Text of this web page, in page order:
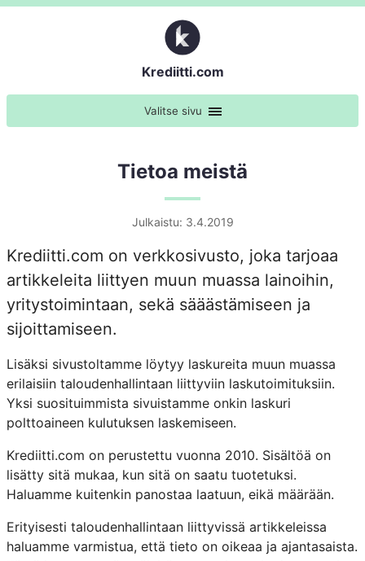
Krediitti.com
Valitse sivu
Tietoa meistä
Julkaistu: 3.4.2019
Krediitti.com on verkkosivusto, joka tarjoaa
artikkeleita liittyen muun muassa lainoihin,
yritystoimintaan, sekä sääästämiseen ja
sijoittamiseen.
Lisäksi sivustoltamme löytyy laskureita muun muassa
erilaisiin taloudenhallintaan liittyviin laskutoimituksiin.
Yksi suosituimmista sivuistamme onkin laskuri
polttoaineen kulutuksen laskemiseen.
Krediitti.com on perustettu vuonna 2010. Sisältöä on
lisätty sitä mukaa, kun sitä on saatu tuotetuksi.
Haluamme kuitenkin panostaa laatuun, eikä määrään.
Erityisesti taloudenhallintaan liittyvissä artikkeleissa
haluamme varmistua, että tieto on oikeaa ja ajantasaista.